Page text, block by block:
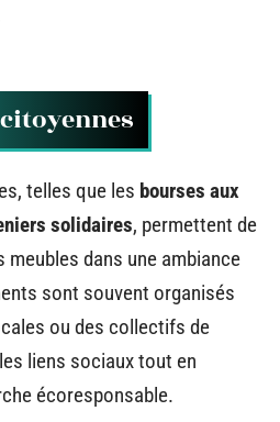
telles que les bourses aux
solidaires, permettent de
dans une ambiance
sont souvent organisés
ou des collectifs de
liens sociaux tout en
écoresponsable.